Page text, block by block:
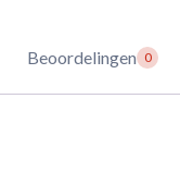
Beoordelingen 0